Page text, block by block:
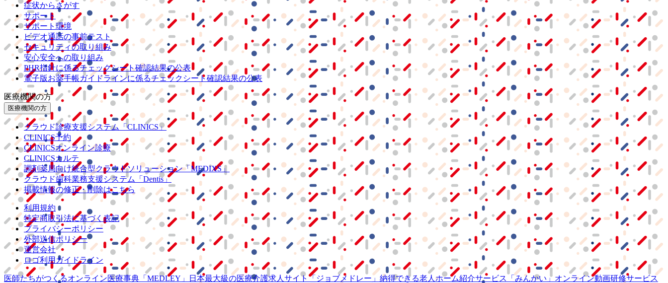
症状からさがす
サポート
サポート環境
ビデオ通話の事前テスト
セキュリティの取り組み
安心安全への取り組み
PHR指針に係るチェックシート確認結果の公表
電子版お薬手帳ガイドラインに係るチェックシート確認結果の公表
医療機関の方
医療機関の方
クラウド診療支援システム
「CLINICS」
CLINICS予約
CLINICSオンライン診療
CLINICSカルテ
調剤薬局向け統合型クラウドソリューション「MEDIXS」
クラウド歯科業務支援システム
「Dentis」
掲載情報の修正・削除はこちら
利用規約
特定商取引法に基づく表記
プライバシーポリシー
外部送信ポリシー
運営会社
ロゴ利用ガイドライン
医師たちがつくるオンライン医療事典 「MEDLEY」 日本最大級の医療介護求人サイト 「ジョブメドレー」 納得できる老人ホーム紹介サービス 「みんかい」 オンライン動画研修サービス